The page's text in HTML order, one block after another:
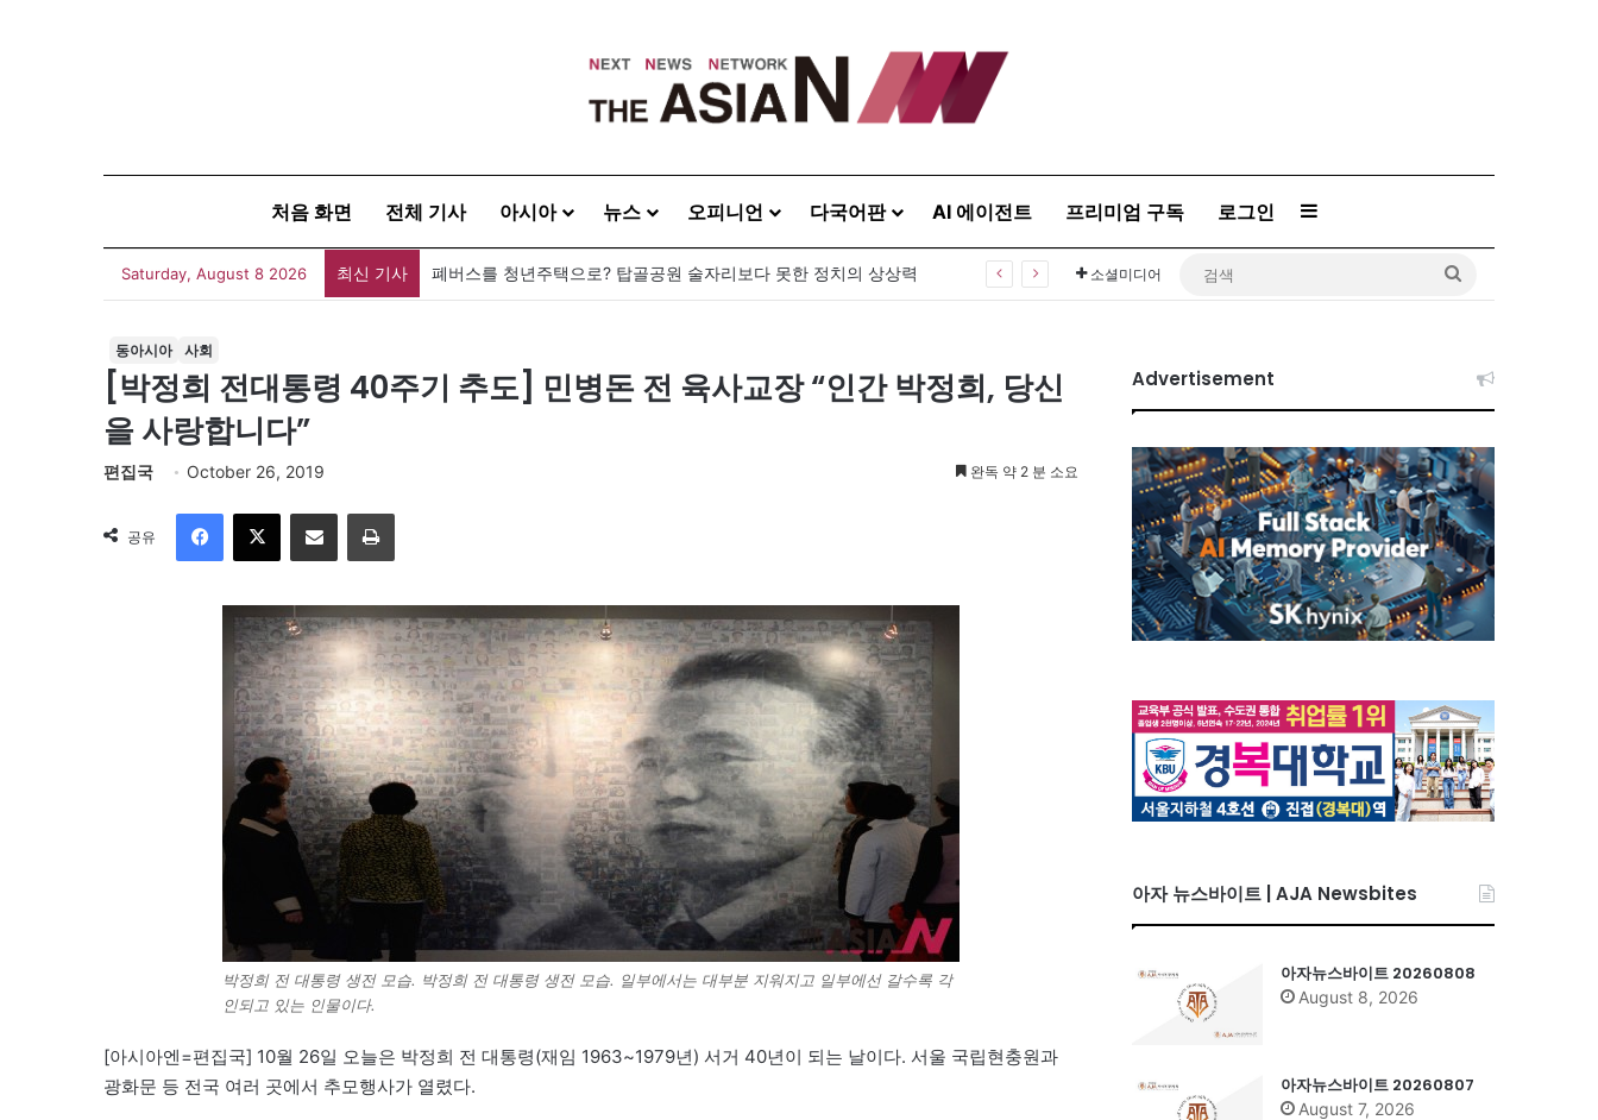
처음 화면 전체 기사 아시아 뉴스 오피니언 다국어판 AI 에이전트 프리미엄 구독 로그인 Sidebar
Saturday, August 8 2026 최신 기사 폐버스를 청년주택으로? 탑골공원 술자리보다 못한 정치의 상상력 소셜미디어
동아시아 사회
[박정희 전대통령 40주기 추도] 민병돈 전 육사교장 “인간 박정희, 당신
을 사랑합니다”
편집국 October 26, 2019 완독 약 2 분 소요
공유
이메일
박정희 전 대통령 생전 모습. 박정희 전 대통령 생전 모습. 일부에서는 대부분 지워지고 일부에선 갈수록 각
인되고 있는 인물이다.
[아시아엔=편집국] 10월 26일 오늘은 박정희 전 대통령(재임 1963~1979년) 서거 40년이 되는 날이다. 서울 국립현충원과
광화문 등 전국 여러 곳에서 추모행사가 열렸다.
Advertisement
아자 뉴스바이트 | AJA Newsbites
아자뉴스바이트 20260808
August 8, 2026
아자뉴스바이트 20260807
August 7, 2026